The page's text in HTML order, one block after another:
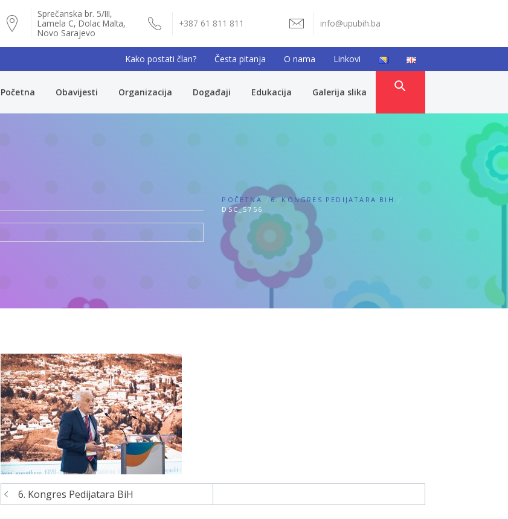
Sprečanska br. 5/III,
Lamela C, Dolac Malta,
Novo Sarajevo
+387 61 811 811 info@upubih.ba
Kako postati član? Česta pitanja O nama Linkovi
Početna Obavijesti Organizacija Događaji Edukacija Galerija slika
POČETNA
6. KONGRES PEDIJATARA BIH
DSC_5756
Navigacija
6. Kongres Pedijatara BiH